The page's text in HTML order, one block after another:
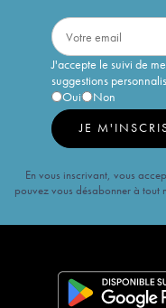
J'accepte le suivi de
suggestions
Oui
Non
JE
En vous inscrivant, vous
pouvez vous désabonner à tout